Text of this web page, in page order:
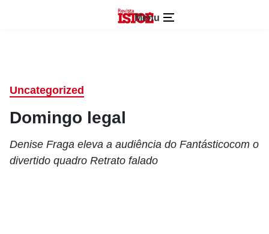
Menu
Uncategorized
Domingo legal
Denise Fraga eleva a audiência do Fantásticocom o
divertido quadro Retrato falado